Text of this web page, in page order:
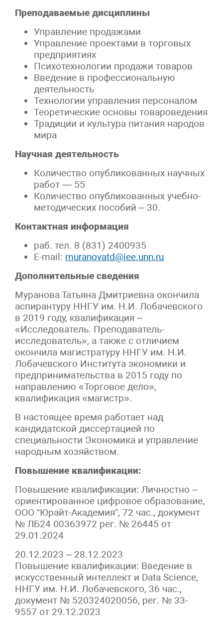
Преподаваемые дисциплины
Управление продажами
Управление проектами в торговых
предприятиях
Психотехнологии продажи товаров
Введение в профессиональную
деятельность
Технологии управления персоналом
Теоретические основы товароведения
Традиции и культура питания народов
мира
Научная деятельность
Количество опубликованных научных
работ — 55
Количество опубликованных учебно-
методических пособий – 30.
Контактная информация
раб. тел. 8 (831) 2400935
E-mail: muranovatd@iee.unn.ru
Дополнительные сведения
Муранова Татьяна Дмитриевна окончила
аспирантуру ННГУ им. Н.И. Лобачевского
в 2019 году, квалификация –
«Исследователь. Преподаватель-
исследователь», а также с отличием
окончила магистратуру ННГУ им. Н.И.
Лобачевского Института экономики и
предпринимательства в 2015 году по
направлению «Торговое дело»,
квалификация «магистр».
В настоящее время работает над
кандидатской диссертацией по
специальности Экономика и управление
народным хозяйством.
Повышение квалификации:
Повышение квалификации: Личностно –
ориентированное цифровое образование,
ООО “Юрайт-Академия”, 72 час., документ
№ ЛБ24 00363972 рег. № 26445 от
29.01.2024
20.12.2023 – 28.12.2023
Повышение квалификации: Введение в
искусственный интеллект и Data Science,
ННГУ им. Н.И. Лобачевского, 36 час.,
документ № 520324020056, рег. № 33-
9557 от 29.12.2023